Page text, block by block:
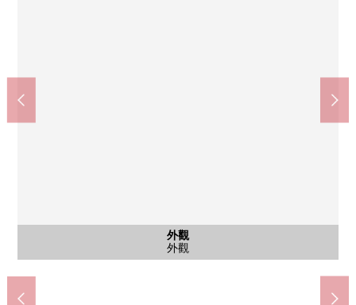
外觀
外觀
入口
入口
外觀
外觀
入口
入口
其他
腳踏車停放處
其他
宅配保管櫃
外觀
外觀
外觀
外觀